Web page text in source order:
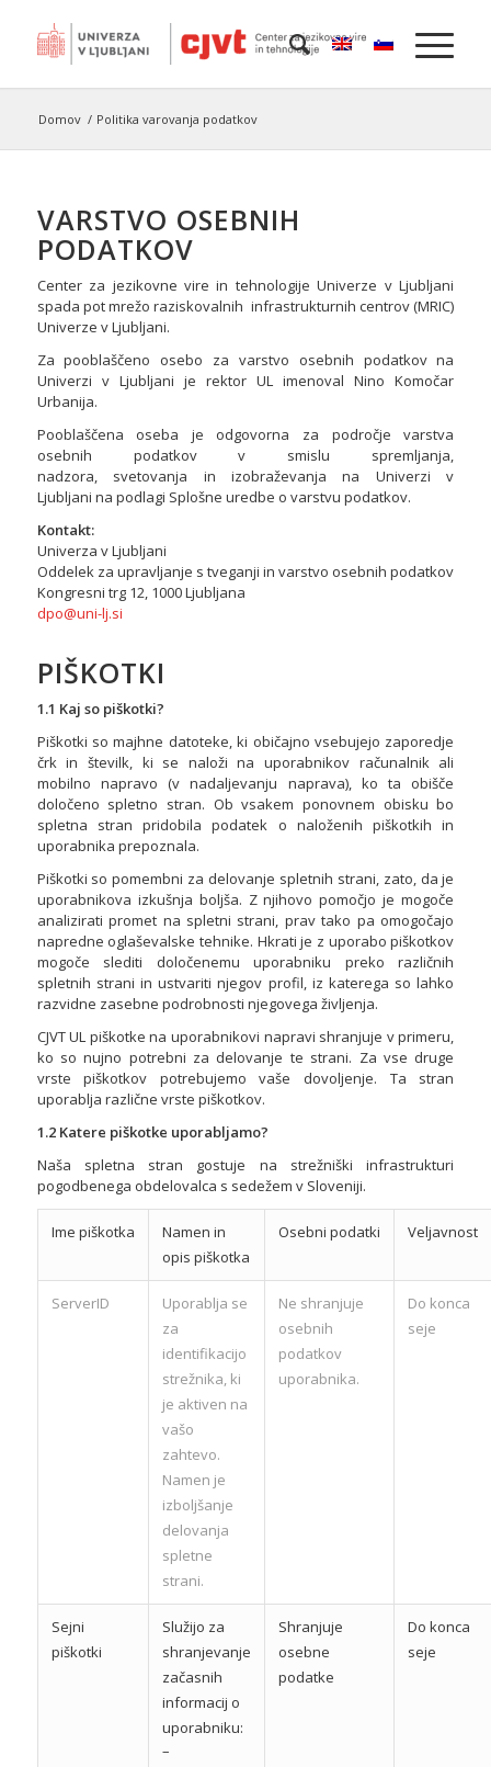
Domov / Politika varovanja podatkov
VARSTVO OSEBNIH
PODATKOV
Center za jezikovne vire in tehnologije Univerze v Ljubljani
spada pot mrežo raziskovalnih infrastrukturnih centrov (MRIC)
Univerze v Ljubljani.
Za pooblaščeno osebo za varstvo osebnih podatkov na
Univerzi v Ljubljani je rektor UL imenoval Nino Komočar
Urbanija.
Pooblaščena oseba je odgovorna za področje varstva
osebnih podatkov v smislu spremljanja,
nadzora, svetovanja in izobraževanja na Univerzi v
Ljubljani na podlagi Splošne uredbe o varstvu podatkov.
Kontakt:
​Univerza v Ljubljani
Oddelek za upravljanje s tveganji in varstvo osebnih podatkov
Kongresni trg 12, 1000 Ljubljana
dpo@uni-lj.si
PIŠKOTKI
1.1 Kaj so piškotki?
Piškotki so majhne datoteke, ki običajno vsebujejo zaporedje
črk in številk, ki se naloži na uporabnikov računalnik ali
mobilno napravo (v nadaljevanju naprava), ko ta obišče
določeno spletno stran. Ob vsakem ponovnem obisku bo
spletna stran pridobila podatek o naloženih piškotkih in
uporabnika prepoznala.
Piškotki so pomembni za delovanje spletnih strani, zato, da je
uporabnikova izkušnja boljša. Z njihovo pomočjo je mogoče
analizirati promet na spletni strani, prav tako pa omogočajo
napredne oglaševalske tehnike. Hkrati je z uporabo piškotkov
mogoče slediti določenemu uporabniku preko različnih
spletnih strani in ustvariti njegov profil, iz katerega so lahko
razvidne zasebne podrobnosti njegovega življenja.
CJVT UL piškotke na uporabnikovi napravi shranjuje v primeru,
ko so nujno potrebni za delovanje te strani. Za vse druge
vrste piškotkov potrebujemo vaše dovoljenje. Ta stran
uporablja različne vrste piškotkov.
1.2 Katere piškotke uporabljamo?
Naša spletna stran gostuje na strežniški infrastrukturi
pogodbenega obdelovalca s sedežem v Sloveniji.
Ime piškotka
Namen in
opis piškotka
Osebni podatki Veljavnost
ServerID
Uporablja se
za
identifikacijo
strežnika, ki
je aktiven na
vašo
zahtevo.
Namen je
izboljšanje
delovanja
spletne
strani.
Ne shranjuje
osebnih
podatkov
uporabnika.
Do konca
seje
Sejni
piškotki
Služijo za
shranjevanje
začasnih
informacij o
uporabniku:
–
Shranjuje
osebne
podatke
Do konca
seje